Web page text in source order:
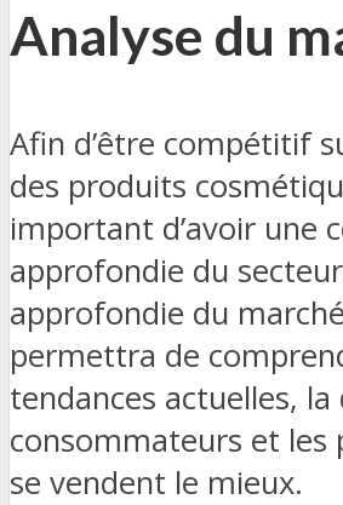
Analyse du
Afin d’être compétitif
des produits
important d’avoir une
approfondie du
approfondie du
permettra de
tendances actuelles,
consommateurs et les
se vendent le mieux.